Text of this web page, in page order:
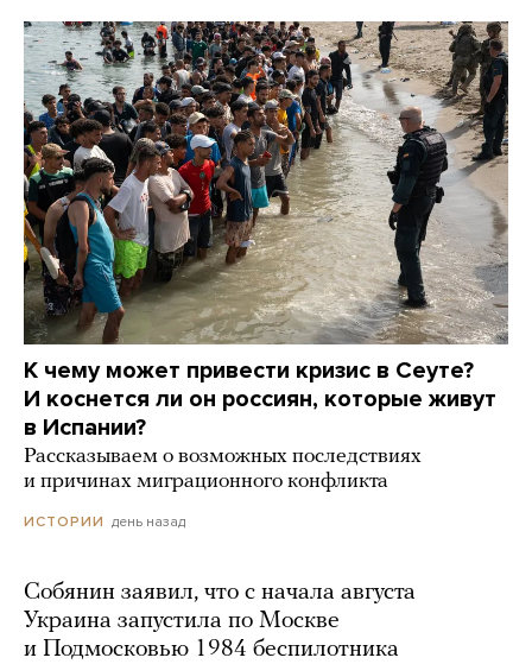
К чему может привести кризис в Сеуте?
И коснется ли он россиян, которые живут
в Испании?
Рассказываем о возможных последствиях
и причинах миграционного конфликта
ИСТОРИИ день назад
Собянин заявил, что с начала августа
Украина запустила по Москве
и Подмосковью 1984 беспилотника